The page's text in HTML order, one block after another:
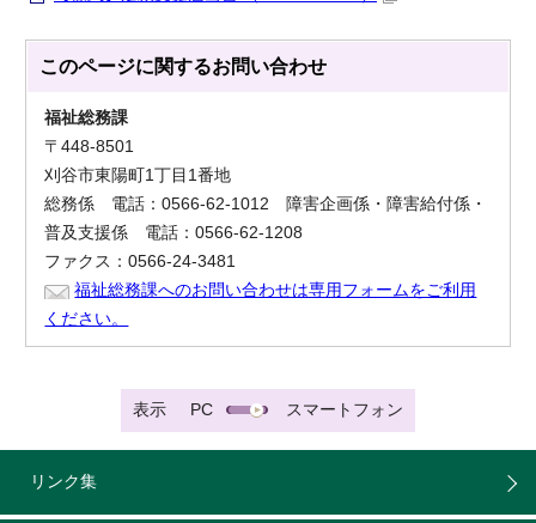
このページに関するお問い合わせ
福祉総務課
〒448-8501
刈谷市東陽町1丁目1番地
総務係 電話：0566-62-1012 障害企画係・障害給付係・
普及支援係 電話：0566-62-1208
ファクス：0566-24-3481
福祉総務課へのお問い合わせは専用フォームをご利用
ください。
表示 PC スマートフォン
リンク集